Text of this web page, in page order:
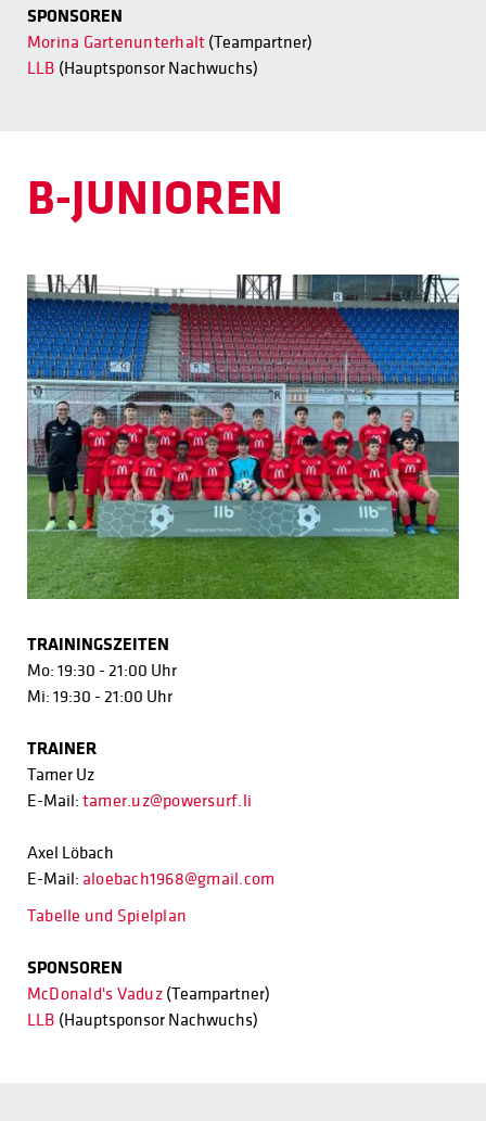
SPONSOREN
Morina Gartenunterhalt (Teampartner)
LLB (Hauptsponsor Nachwuchs)
B-JUNIOREN
TRAININGSZEITEN
Mo: 19:30 - 21:00 Uhr
Mi: 19:30 - 21:00 Uhr
TRAINER
Tamer Uz
E-Mail: tamer.uz@powersurf.li
Axel Löbach
E-Mail: aloebach1968@gmail.com
Tabelle und Spielplan
SPONSOREN
McDonald's Vaduz(Teampartner)
LLB (Hauptsponsor Nachwuchs)